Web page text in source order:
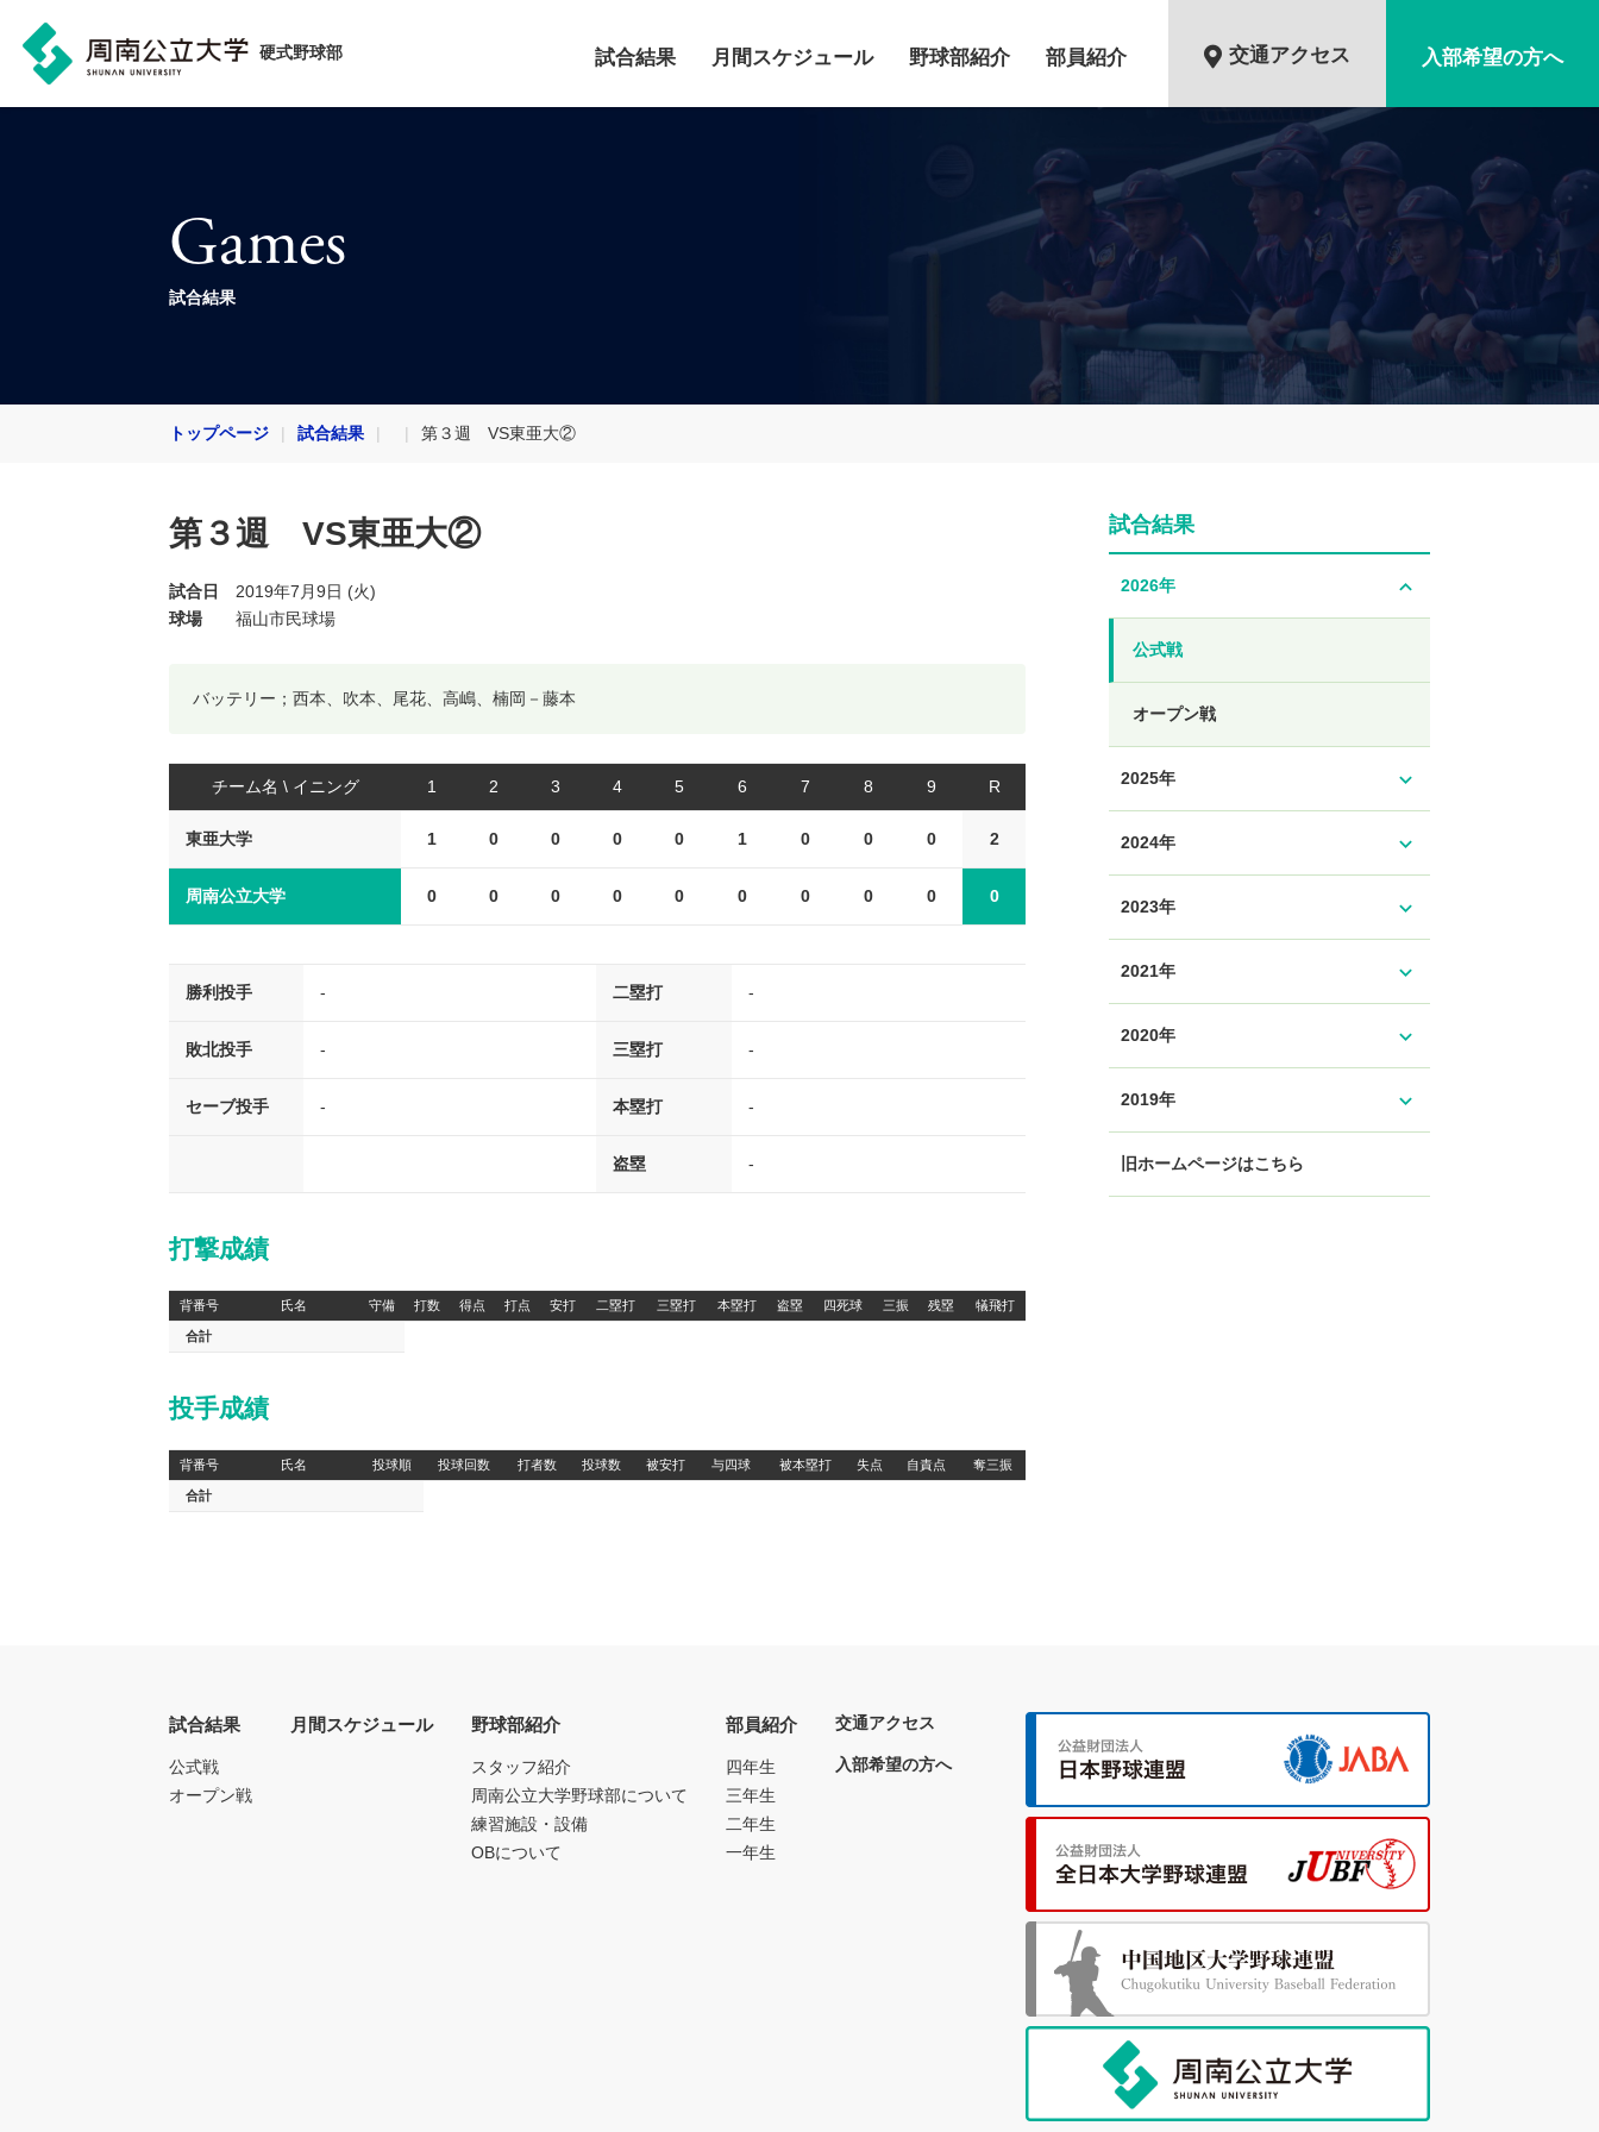
硬式野球部 試合結果 月間スケジュール 野球部紹介 部員紹介 交通アクセス 入部希望の方へ
Games
試合結果
トップページ 試合結果 第３週 VS東亜大②
第３週 VS東亜大②
試合日
2019年7月9日 (火)
球場
福山市民球場
バッテリー；西本、吹本、尾花、高嶋、楠岡－藤本
チーム名 \ イニング 1 2 3 4 5 6 7 8 9 R
東亜大学 1 0 0 0 0 1 0 0 0 2
周南公立大学 0 0 0 0 0 0 0 0 0 0
勝利投手 - 二塁打 -
敗北投手 - 三塁打 -
セーブ投手 - 本塁打 -
盗塁 -
打撃成績
背番号 氏名 守備 打数 得点 打点 安打 二塁打 三塁打 本塁打 盗塁 四死球 三振 残塁 犠飛打
合計
投手成績
背番号 氏名 投球順 投球回数 打者数 投球数 被安打 与四球 被本塁打 失点 自責点 奪三振
合計
試合結果
2026年 expand_less
公式戦
オープン戦
2025年 expand_more
2024年 expand_more
2023年 expand_more
2021年 expand_more
2020年 expand_more
2019年 expand_more
旧ホームページはこちら
試合結果
公式戦
オープン戦
月間スケジュール 野球部紹介
スタッフ紹介
周南公立大学野球部について
練習施設・設備
OBについて
部員紹介
四年生
三年生
二年生
一年生
交通アクセス
入部希望の方へ